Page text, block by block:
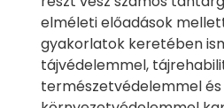
elméleti előadások
gyakorlatok keretében
tájvédelemmel,
természetvédelemmel és